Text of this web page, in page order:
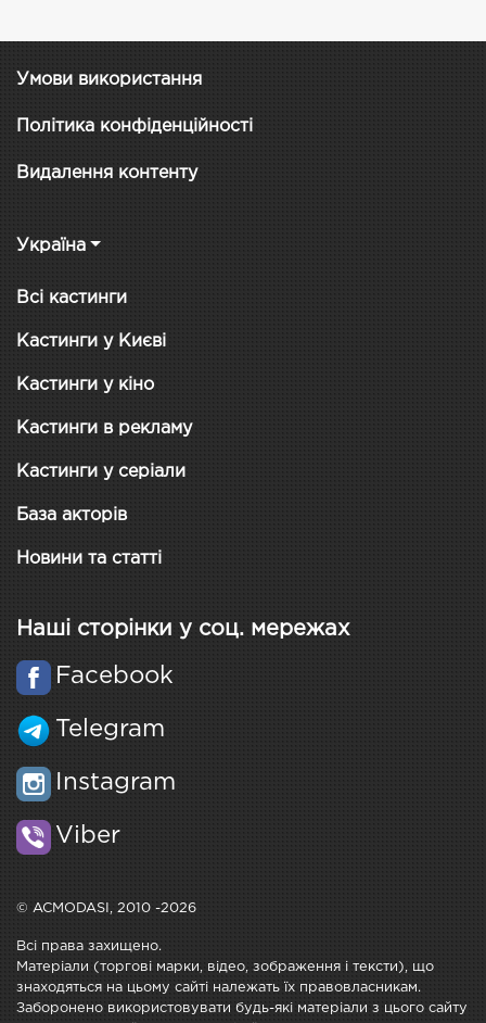
Умови використання
Політика конфіденційності
Видалення контенту
Україна
Всі кастинги
Кастинги у Києві
Кастинги у кіно
Кастинги в рекламу
Кастинги у серіали
База акторів
Новини та статті
Наші сторінки у соц. мережах
Facebook
Telegram
Instagram
Viber
© ACMODASI, 2010 -2026
Всі права захищено.
Матеріали (торгові марки, відео, зображення і тексти), що
знаходяться на цьому сайті належать їх правовласникам.
Заборонено використовувати будь-які матеріали з цього сайту